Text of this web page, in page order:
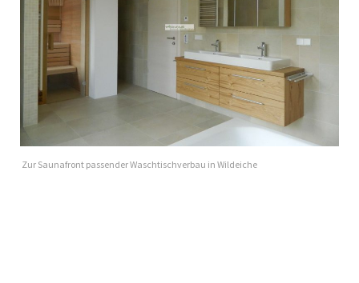
Zur Saunafront passender Waschtischverbau in Wildeiche